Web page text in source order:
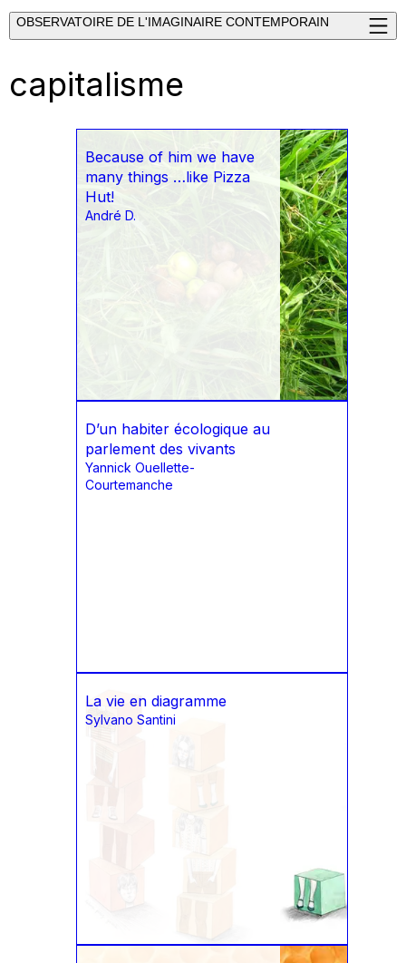
OBSERVATOIRE DE L'IMAGINAIRE CONTEMPORAIN
capitalisme
Because of him we have
many things …like Pizza
Hut!
André D.
D’un habiter écologique au
parlement des vivants
Yannick Ouellette-
Courtemanche
La vie en diagramme
Sylvano Santini